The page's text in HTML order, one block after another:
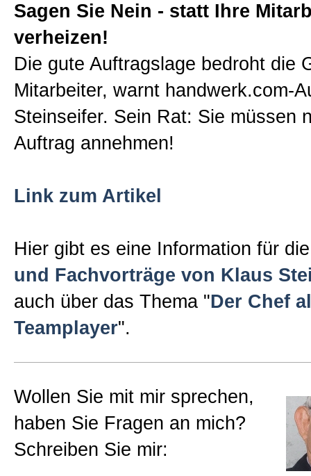
Allgemein
Sitemap
Impressum und
Sagen Sie Nein - statt Ihre
verheizen!
Die gute Auftragslage bedroht die
Mitarbeiter, warnt handwerk.com-
Steinseifer. Sein Rat: Sie müssen
Auftrag annehmen!
Link zum Artikel
Hier gibt es eine Information für
und Fachvorträge von Klaus
auch über das Thema "Der Chef
Teamplayer".
Wollen Sie mit mir sprechen,
haben Sie Fragen an mich?
Schreiben Sie mir: